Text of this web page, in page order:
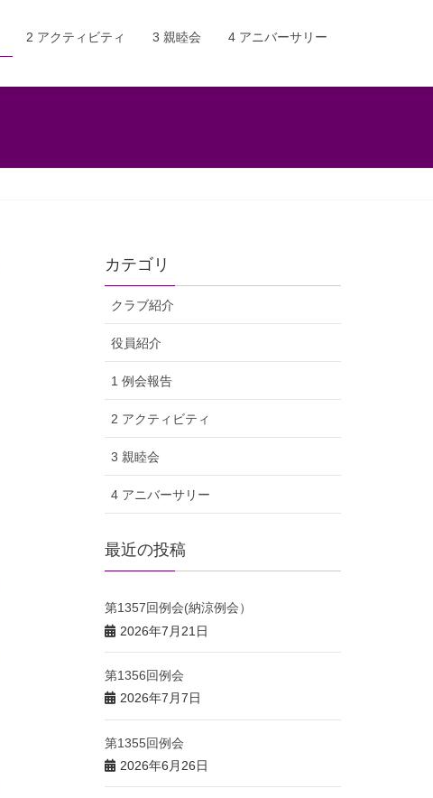
2 アクティビティ 3 親睦会 4 アニバーサリー
カテゴリ
クラブ紹介
役員紹介
1 例会報告
2 アクティビティ
3 親睦会
4 アニバーサリー
最近の投稿
第1357回例会(納涼例会）
2026年7月21日
第1356回例会
2026年7月7日
第1355回例会
2026年6月26日